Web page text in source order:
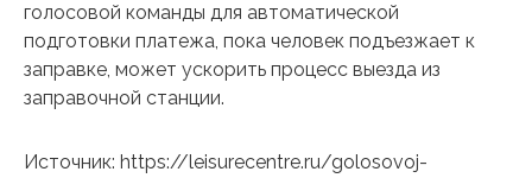
голосовой команды для автоматической
подготовки платежа, пока человек подъезжает к
заправке, может ускорить процесс выезда из
заправочной станции.
Источник: https://leisurecentre.ru/golosovoj-